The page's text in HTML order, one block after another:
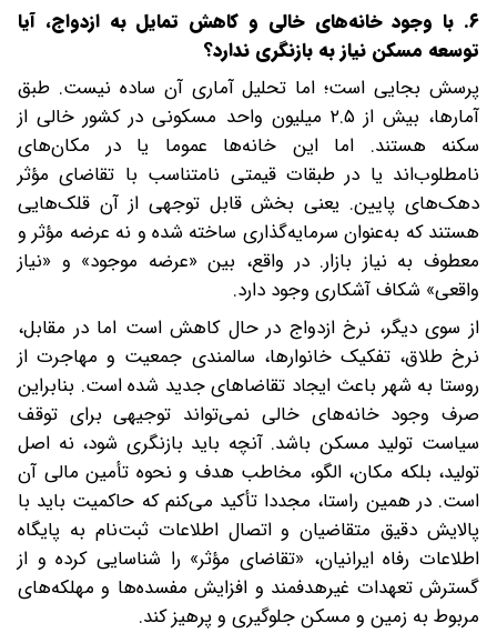
۶. با وجود خانه‌های خالی و کاهش تمایل به ازدواج، آیا
توسعه مسکن نیاز به بازنگری ندارد؟
پرسش بجایی است؛ اما تحلیل آماری آن ساده نیست. طبق
آمارها، بیش از ۲.۵ میلیون واحد مسکونی در کشور خالی از
سکنه‌ هستند. اما این خانه‌ها عموما یا در مکان‌های
نامطلوب‌اند یا در طبقات قیمتی نامتناسب با تقاضای مؤثر
دهک‌های پایین. یعنی بخش قابل توجهی از آن قلک‌هایی
هستند که به‌عنوان سرمایه‌گذاری ساخته شده و نه عرضه مؤثر و
معطوف به نیاز بازار. در واقع، بین «عرضه موجود» و «نیاز
واقعی» شکاف آشکاری وجود دارد.
از سوی دیگر، نرخ ازدواج در حال کاهش است اما در مقابل،
نرخ طلاق، تفکیک خانوارها، سالمندی جمعیت و مهاجرت از
روستا به شهر باعث ایجاد تقاضاهای جدید شده است. بنابراین
صرف وجود خانه‌های خالی نمی‌تواند توجیهی برای توقف
سیاست تولید مسکن باشد. آنچه باید بازنگری شود، نه اصل
تولید، بلکه مکان، الگو، مخاطب هدف و نحوه تأمین مالی آن
است. در همین راستا، مجددا تأکید می‌کنم که حاکمیت باید با
پالایش دقیق متقاضیان و اتصال اطلاعات ثبت‌نام به پایگاه
اطلاعات رفاه ایرانیان، «تقاضای مؤثر» را شناسایی کرده و از
گسترش تعهدات غیرهدفمند و افزایش مفسده‌ها و مهلکه‌های
مربوط به زمین و مسکن جلوگیری و پرهیز کند.